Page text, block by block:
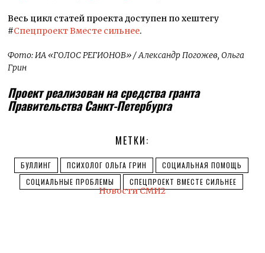
Весь цикл статей проекта доступен по хештегу
#Спецпроект Вместе сильнее.
Фото: ИА «ГОЛОС РЕГИОНОВ» / Александр Погожев, Ольга
Грин
Проект реализован на средства гранта
Правительства Санкт-Петербурга
МЕТКИ:
БУЛЛИНГ ПСИХОЛОГ ОЛЬГА ГРИН
СОЦИАЛЬНАЯ ПОМОЩЬ
СОЦИАЛЬНЫЕ ПРОБЛЕМЫ
СПЕЦПРОЕКТ ВМЕСТЕ СИЛЬНЕЕ
Новости СМИ2